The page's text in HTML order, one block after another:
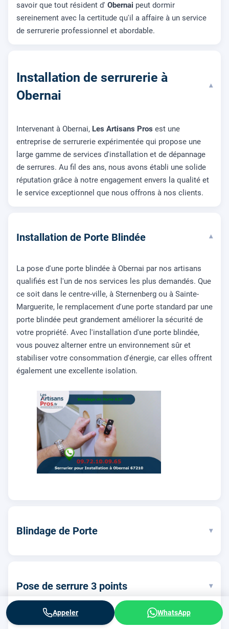
savoir que tout résident d' Obernai peut dormir
sereinement avec la certitude qu'il a affaire à un service
de serrurerie professionnel et abordable.
Installation de serrurerie à
Obernai
▾
Intervenant à Obernai, Les Artisans Pros est une
entreprise de serrurerie expérimentée qui propose une
large gamme de services d'installation et de dépannage
de serrures. Au fil des ans, nous avons établi une solide
réputation grâce à notre engagement envers la qualité et
le service exceptionnel que nous offrons à nos clients.
Installation de Porte Blindée ▾
La pose d'une porte blindée à Obernai par nos artisans
qualifiés est l'un de nos services les plus demandés. Que
ce soit dans le centre-ville, à Sternenberg ou à Sainte-
Marguerite, le remplacement d'une porte standard par une
porte blindée peut grandement améliorer la sécurité de
votre propriété. Avec l'installation d'une porte blindée,
vous pouvez alterner entre un environnement sûr et
stabiliser votre consommation d'énergie, car elles offrent
également une excellente isolation.
Blindage de Porte ▾
Pose de serrure 3 points ▾
Appeler WhatsApp